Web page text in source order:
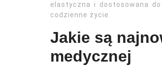
elastyczna i dostosowana
codzienne życie.
Jakie są
medycznej